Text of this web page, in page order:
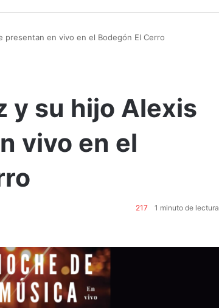
presentan en vivo en el Bodegón El Cerro
y su hijo Alexis
vivo en el
217 1 minuto de lectura